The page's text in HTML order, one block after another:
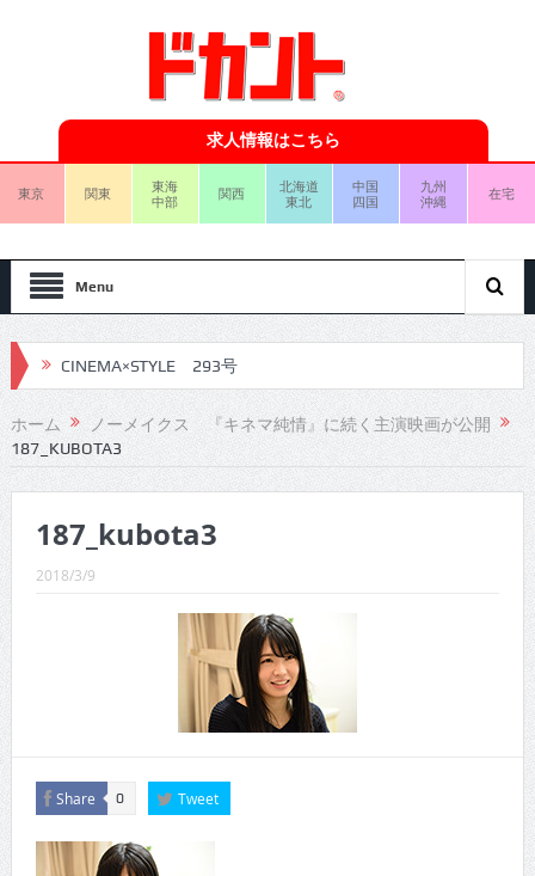
求人情報はこちら
東京 関東
東海
中部
関西
北海道
東北
中国
四国
九州
沖縄
在宅
Menu
CINEMA×STYLE 293号
CINEMA×STYLE 292号
CINEMA×STYLE 291号
CINEMA×STYLE 289号
CINEMA×STYLE 287号
CINEMA×STYLE 286号
CINEMA×STYLE 285号
ホーム
ノーメイクス 『キネマ純情』に続く主演映画が公開
187_KUBOTA3
187_kubota3
2018/3/9
Share 0 Tweet